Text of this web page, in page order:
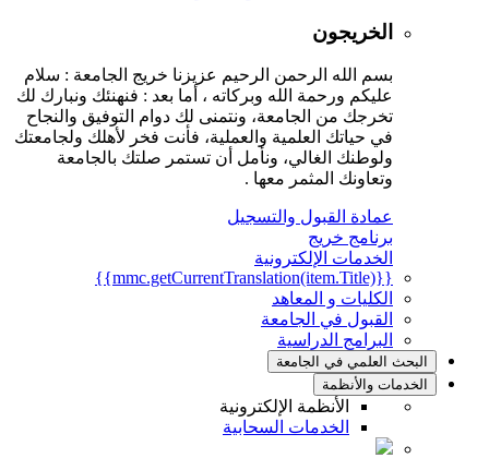
الخريجون
بسم الله الرحمن الرحيم عزيزنا خريج الجامعة : سلام
عليكم ورحمة الله وبركاته ، أما بعد : فنهنئك ونبارك لك
تخرجك من الجامعة، ونتمنى لك دوام التوفيق والنجاح
في حياتك العلمية والعملية، فأنت فخر لأهلك ولجامعتك
ولوطنك الغالي، ونأمل أن تستمر صلتك بالجامعة
وتعاونك المثمر معها .
عمادة القبول والتسجيل
برنامج خريج
الخدمات الإلكترونية
{{mmc.getCurrentTranslation(item.Title)}}
الكليات و المعاهد
القبول في الجامعة
البرامج الدراسية
البحث العلمي في الجامعة
الخدمات والأنظمة
الأنظمة الإلكترونية
الخدمات السحابية